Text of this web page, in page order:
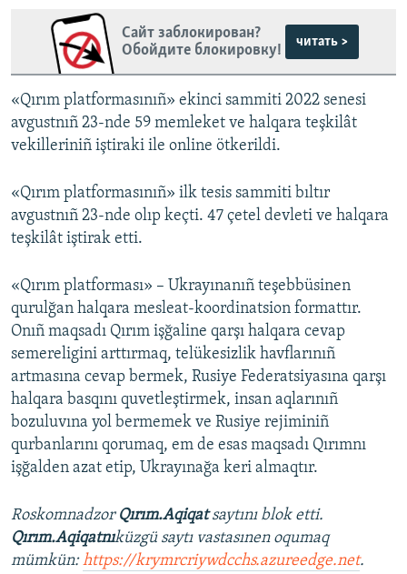
Сайт заблокирован?
Обойдите блокировку!
читать >
«Qırım platformasınıñ» ekinci sammiti 2022 senesi
avgustnıñ 23-nde 59 memleket ve halqara teşkilât
vekilleriniñ iştiraki ile online ötkerildi.
«Qırım platformasınıñ» ilk tesis sammiti bıltır
avgustnıñ 23-nde olıp keçti. 47 çetel devleti ve halqara
teşkilât iştirak etti.
«Qırım platforması» – Ukrayınanıñ teşebbüsinen
qurulğan halqara mesleat-koordinatsion formattır.
Onıñ maqsadı Qırım işğaline qarşı halqara cevap
semereligini arttırmaq, telükesizlik havflarınıñ
artmasına cevap bermek, Rusiye Federatsiyasına qarşı
halqara basqını quvetleştirmek, insan aqlarınıñ
bozuluvına yol bermemek ve Rusiye rejiminiñ
qurbanlarını qorumaq, em de esas maqsadı Qırımnı
işğalden azat etip, Ukrayınağa keri almaqtır.
Roskomnadzor Qırım.Aqiqatsaytını blok etti.
Qırım.Aqiqatnıküzgü saytı vastasınen oqumaq
mümkün:https://krymrcriywdcchs.azureedge.net.